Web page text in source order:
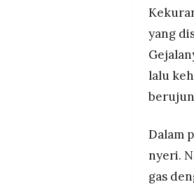
yang
lalu
Dalam
nyeri.
gas